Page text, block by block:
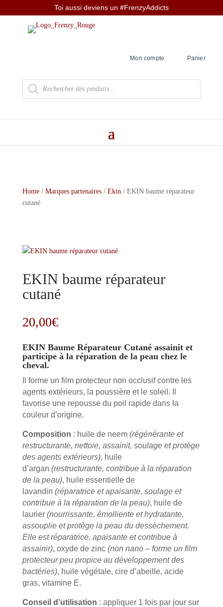
Toi aussi deviens un #FrenzyAddicts
Mon compte Panier
Recherche
produits
Home/ Marques partenaires/ Ekin/ EKIN baume réparateur
cutané
EKIN baume réparateur
cutané
20,00€
EKIN Baume Réparateur Cutané assainit et
participe à la réparation de la peau chez le
cheval.
Il forme un film protecteur non occlusif contre les
agents extérieurs, la poussière et le soleil. Il
favorise une repousse du poil rapide dans la
couleur d’origine.
Composition : huile de neem (régénérante et
restructurante, nettoie, assainit, soulage et protège
des agents extérieurs), huile
d’argan (restructurante, contribue à la réparation
de la peau), huile essentielle de
lavandin (réparatrice et apaisante, soulage et
contribue à la réparation de la peau), huile de
laurier (nourrissante, émolliente et hydratante,
assouplie et protège la peau du dessèchement.
Elle est réparatrice, apaisante et contribue à
assainir), oxyde de zinc (non nano – forme un film
protecteur peu propice au développement des
bactéries), huile végétale, cire d’abeille, acide
gras, vitamine E.
Conseil d’utilisation : appliquer 1 fois par jour sur